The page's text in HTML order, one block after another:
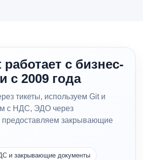
с бизнес-
с 2009 года
тикеты, используем Git и
с НДС, ЭДО через
предоставляем закрывающие
и закрывающие документы